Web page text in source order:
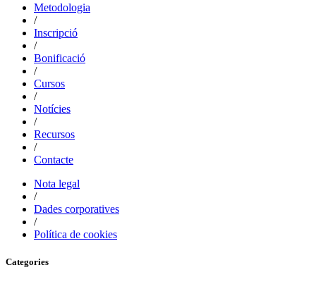
Metodologia
/
Inscripció
/
Bonificació
/
Cursos
/
Notícies
/
Recursos
/
Contacte
Nota legal
/
Dades corporatives
/
Política de cookies
Categories